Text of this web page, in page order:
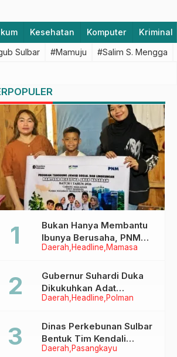
Kesehatan Komputer Kriminal
Sulbar #Mamuju #Salim S. Mengga
Daerah Headline Mamasa
Bukan Hanya Membantu
Ibunya Berusaha, PNM
Juga Menjaga Mimpi
Menggapai Cita-Cita
Daerah Headline Polman
Gubernur Suhardi Duka
Dikukuhkan Adat
Balanipa, Raih Gelar Sulo
Daerah Pasangkayu
Dinas Perkebunan Sulbar
Bentuk Tim Kendali
Internal ICS untuk Dukung